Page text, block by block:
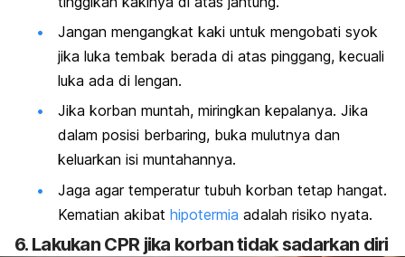
Jangan mengangkat kaki untuk mengobati syok
jika luka tembak berada di atas pinggang, kecuali
luka ada di lengan.
Jika korban muntah, miringkan kepalanya. Jika
dalam posisi berbaring, buka mulutnya dan
keluarkan isi muntahannya.
Jaga agar temperatur tubuh korban tetap hangat.
Kematian akibat hipotermia adalah risiko nyata.
6. Lakukan CPR jika korban tidak sadarkan diri